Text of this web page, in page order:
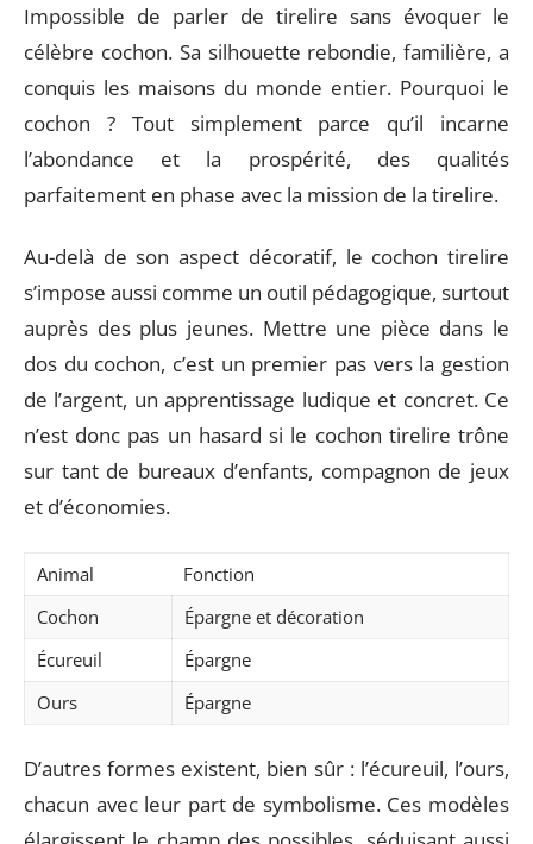
Impossible de parler de tirelire sans évoquer le
célèbre cochon. Sa silhouette rebondie, familière, a
conquis les maisons du monde entier. Pourquoi le
cochon ? Tout simplement parce qu’il incarne
l’abondance et la prospérité, des qualités
parfaitement en phase avec la mission de la tirelire.
Au-delà de son aspect décoratif, le cochon tirelire
s’impose aussi comme un outil pédagogique, surtout
auprès des plus jeunes. Mettre une pièce dans le
dos du cochon, c’est un premier pas vers la gestion
de l’argent, un apprentissage ludique et concret. Ce
n’est donc pas un hasard si le cochon tirelire trône
sur tant de bureaux d’enfants, compagnon de jeux
et d’économies.
Animal
Fonction
Cochon
Épargne et décoration
Écureuil
Épargne
Ours
Épargne
D’autres formes existent, bien sûr : l’écureuil, l’ours,
chacun avec leur part de symbolisme. Ces modèles